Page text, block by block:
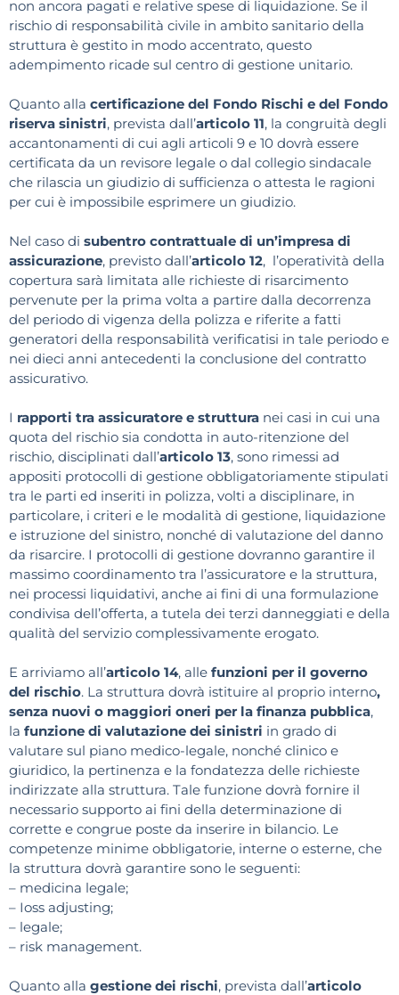
non ancora pagati e relative spese di liquidazione. Se il
rischio di responsabilità civile in ambito sanitario della
struttura è gestito in modo accentrato, questo
adempimento ricade sul centro di gestione unitario.
Quanto alla certificazione del Fondo Rischi e del Fondo
riserva sinistri, prevista dall’articolo 11, la congruità degli
accantonamenti di cui agli articoli 9 e 10 dovrà essere
certificata da un revisore legale o dal collegio sindacale
che rilascia un giudizio di sufficienza o attesta le ragioni
per cui è impossibile esprimere un giudizio.
Nel caso di subentro contrattuale di un’impresa di
assicurazione, previsto dall’articolo 12, l’operatività della
copertura sarà limitata alle richieste di risarcimento
pervenute per la prima volta a partire dalla decorrenza
del periodo di vigenza della polizza e riferite a fatti
generatori della responsabilità verificatisi in tale periodo e
nei dieci anni antecedenti la conclusione del contratto
assicurativo.
I rapporti tra assicuratore e struttura nei casi in cui una
quota del rischio sia condotta in auto-ritenzione del
rischio, disciplinati dall’articolo 13, sono rimessi ad
appositi protocolli di gestione obbligatoriamente stipulati
tra le parti ed inseriti in polizza, volti a disciplinare, in
particolare, i criteri e le modalità di gestione, liquidazione
e istruzione del sinistro, nonché di valutazione del danno
da risarcire. I protocolli di gestione dovranno garantire il
massimo coordinamento tra l’assicuratore e la struttura,
nei processi liquidativi, anche ai fini di una formulazione
condivisa dell’offerta, a tutela dei terzi danneggiati e della
qualità del servizio complessivamente erogato.
E arriviamo all’articolo 14, alle funzioni per il governo
del rischio. La struttura dovrà istituire al proprio interno,
senza nuovi o maggiori oneri per la finanza pubblica,
la funzione di valutazione dei sinistri in grado di
valutare sul piano medico-legale, nonché clinico e
giuridico, la pertinenza e la fondatezza delle richieste
indirizzate alla struttura. Tale funzione dovrà fornire il
necessario supporto ai fini della determinazione di
corrette e congrue poste da inserire in bilancio. Le
competenze minime obbligatorie, interne o esterne, che
la struttura dovrà garantire sono le seguenti:
– medicina legale;
– Ioss adjusting;
– legale;
– risk management.
Quanto alla gestione dei rischi, prevista dall’articolo